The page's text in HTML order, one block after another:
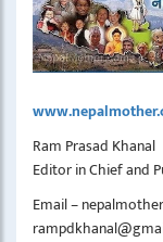
Ram Prasad Khanal
Editor in Chief and
Email –